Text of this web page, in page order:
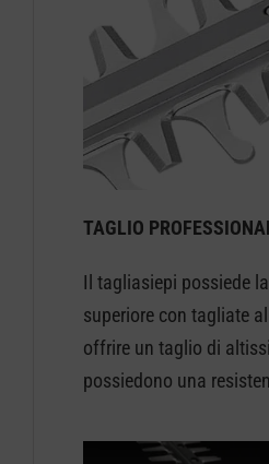
TAGLIO
Il tagliasiepi possiede
superiore con tagliate
offrire un taglio di
possiedono una